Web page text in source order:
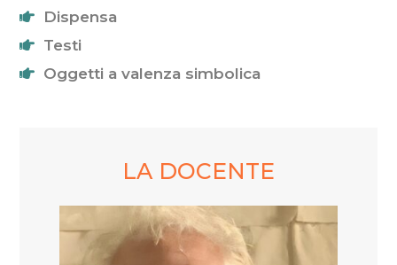
Dispensa
Testi
Oggetti a valenza simbolica
LA DOCENTE